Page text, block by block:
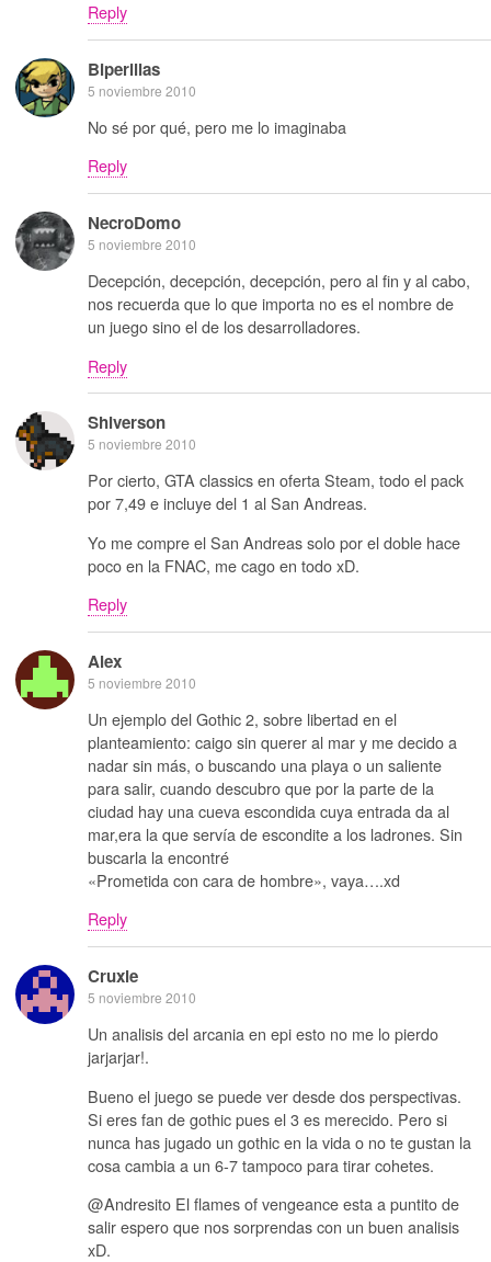
Reply
Biperillas
5 noviembre 2010
No sé por qué, pero me lo imaginaba
Reply
NecroDomo
5 noviembre 2010
Decepción, decepción, decepción, pero al fin y al cabo,
nos recuerda que lo que importa no es el nombre de
un juego sino el de los desarrolladores.
Reply
Shiverson
5 noviembre 2010
Por cierto, GTA classics en oferta Steam, todo el pack
por 7,49 e incluye del 1 al San Andreas.
Yo me compre el San Andreas solo por el doble hace
poco en la FNAC, me cago en todo xD.
Reply
Alex
5 noviembre 2010
Un ejemplo del Gothic 2, sobre libertad en el
planteamiento: caigo sin querer al mar y me decido a
nadar sin más, o buscando una playa o un saliente
para salir, cuando descubro que por la parte de la
ciudad hay una cueva escondida cuya entrada da al
mar,era la que servía de escondite a los ladrones. Sin
buscarla la encontré
«Prometida con cara de hombre», vaya….xd
Reply
Cruxie
5 noviembre 2010
Un analisis del arcania en epi esto no me lo pierdo
jarjarjar!.
Bueno el juego se puede ver desde dos perspectivas.
Si eres fan de gothic pues el 3 es merecido. Pero si
nunca has jugado un gothic en la vida o no te gustan la
cosa cambia a un 6-7 tampoco para tirar cohetes.
@Andresito El flames of vengeance esta a puntito de
salir espero que nos sorprendas con un buen analisis
xD.